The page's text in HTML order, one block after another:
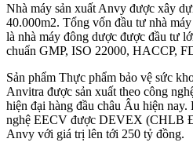
Nhà máy sản xuất Anvy được xây
40.000m2. Tổng vốn đầu tư nhà
là nhà máy đông dược được đầu tư
chuẩn GMP, ISO 22000, HACCP,
Sản phẩm Thực phẩm bảo vệ sức
Anvitra được sản xuất theo công
hiện đại hàng đầu châu Âu hiện
nghệ EECV được DEVEX (CHLB
Anvy với giá trị lên tới 250 tỷ đồng.